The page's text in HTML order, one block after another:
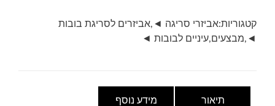
קטגוריות:אביזרי סריגה ◄ ,אביזרים לסריגת בובות
◄
,מבצעים,עיניים לבובות ◄
תיאור מידע נוסף